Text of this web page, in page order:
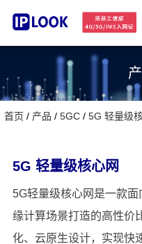
首页 / 产品 / 5GC / 5G 轻量级
5G 轻量级核心网
5G轻量级核心网是一款
缘计算场景打造的高性价
化、云原生设计，实现快